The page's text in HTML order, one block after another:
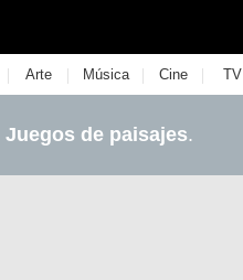
| Arte | Música | Cine | TV
Juegos de paisajes.